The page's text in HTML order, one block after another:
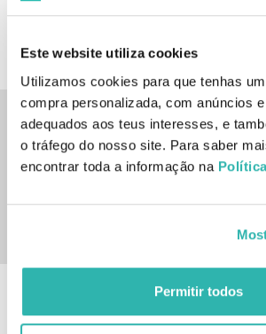
Este website utiliza cookies
Utilizamos cookies para que tenhas
compra personalizada, com anúncios
adequados aos teus interesses, e
o tráfego do nosso site. Para saber
encontrar toda a informação na
Permitir todos
Inscreve-te na nossa newsletter
novidades, cupões e conteúdos